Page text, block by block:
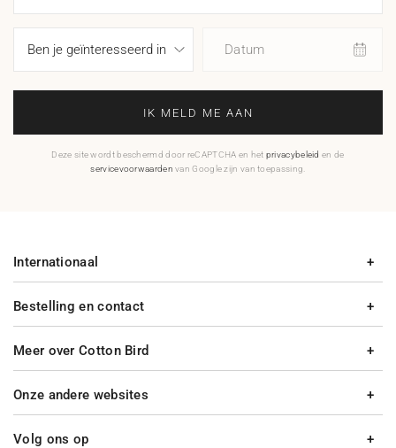
Datum
IK MELD ME AAN
Deze site wordt beschermd door reCAPTCHA en het privacybeleid en de
servicevoorwaarden van Google zijn van toepassing.
Bestelling en contact
Meer over Cotton Bird
Internationaal
Onze andere websites
Volg ons op